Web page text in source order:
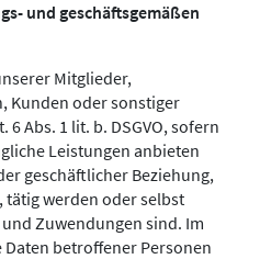
und geschäftsgemäßen
Mitglieder,
Kunden oder sonstiger
Abs. 1 lit. b. DSGVO, sofern
Leistungen anbieten
geschäftlicher Beziehung,
tätig werden oder selbst
Zuwendungen sind. Im
betroffener Personen